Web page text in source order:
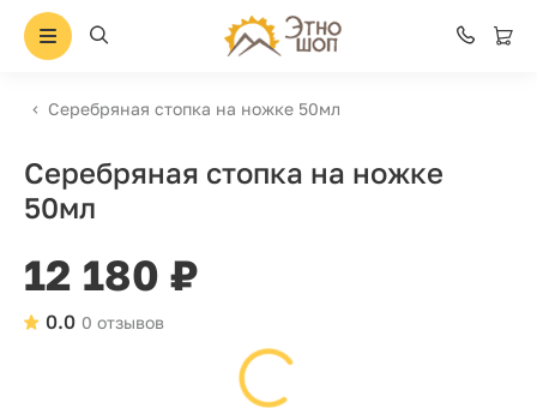
Серебряная стопка на ножке 50мл
Серебряная стопка на ножке
50мл
12 180 ₽
0 отзывов
0.0